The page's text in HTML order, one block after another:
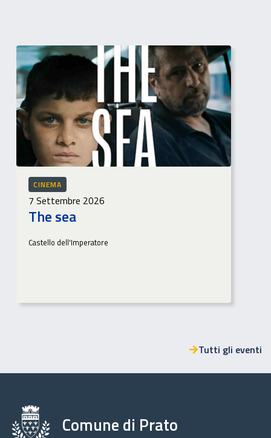
CINEMA
7 Settembre 2026
The sea
Castello dell'Imperatore
Tutti gli eventi
Comune di Prato